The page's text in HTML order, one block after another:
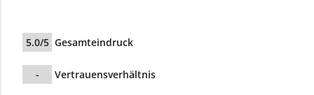
5.0/5 Gesamteindruck
- Vertrauensverhältnis